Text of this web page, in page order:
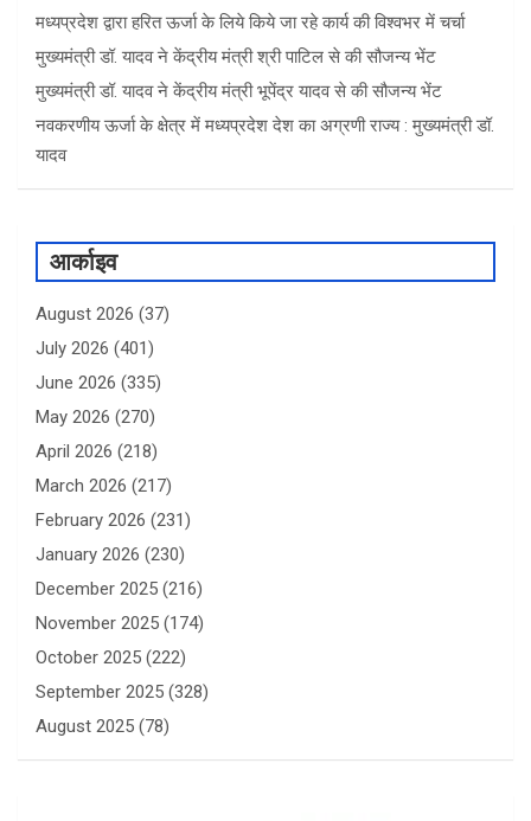
मध्यप्रदेश द्वारा हरित ऊर्जा के लिये किये जा रहे कार्य की विश्वभर में चर्चा
मुख्यमंत्री डॉ. यादव ने केंद्रीय मंत्री श्री पाटिल से की सौजन्य भेंट
मुख्यमंत्री डॉ. यादव ने केंद्रीय मंत्री भूपेंद्र यादव से की सौजन्य भेंट
नवकरणीय ऊर्जा के क्षेत्र में मध्यप्रदेश देश का अग्रणी राज्य : मुख्यमंत्री डॉ.
यादव
आर्काइव
August 2026 (37)
July 2026 (401)
June 2026 (335)
May 2026 (270)
April 2026 (218)
March 2026 (217)
February 2026 (231)
January 2026 (230)
December 2025 (216)
November 2025 (174)
October 2025 (222)
September 2025 (328)
August 2025 (78)